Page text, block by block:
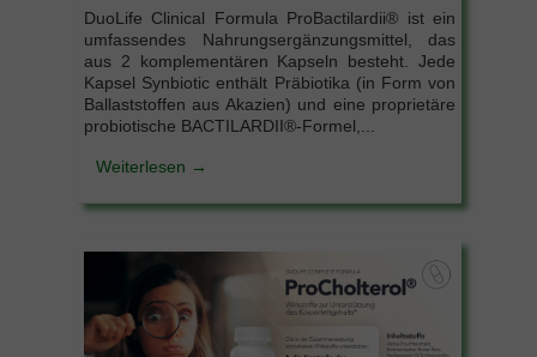
DuoLife Clinical Formula ProBactilardii® ist ein
umfassendes Nahrungsergänzungsmittel, das
aus 2 komplementären Kapseln besteht. Jede
Kapsel Synbiotic enthält Präbiotika (in Form von
Ballaststoffen aus Akazien) und eine proprietäre
probiotische BACTILARDII®-Formel,...
Weiterlesen →